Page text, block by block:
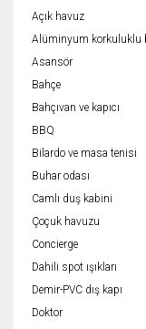
Açık havuz
Alüminyum korkuluklu
Asansör
Bahçe
Bahçıvan ve kapıcı
BBQ
Bilardo ve masa tenisi
Buhar odası
Camlı duş kabini
Çoçuk havuzu
Concierge
Dahili spot ışıkları
Demir-PVC dış kapı
Doktor